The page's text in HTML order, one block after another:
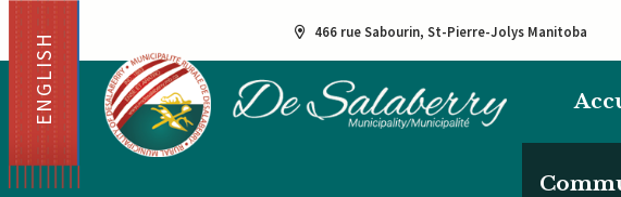
466 rue Sabourin, St-Pierre-Jolys Manitoba
ENGLISH